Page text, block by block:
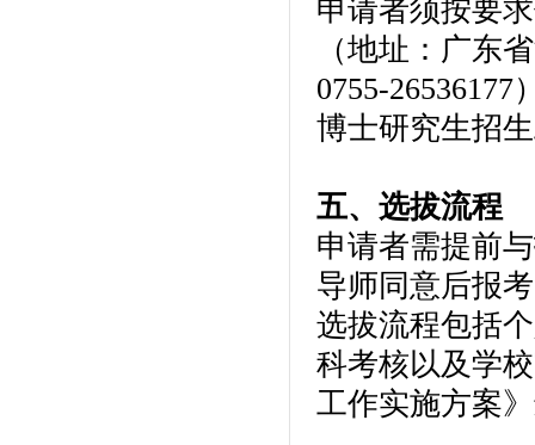
申请者须按要
（地址：广东
0755-
博士研究生招
五、选拔流程
申请者需提前
导师同意后报
选拔流程包括
科考核以及学
工作实施方案